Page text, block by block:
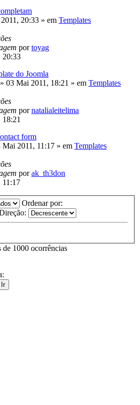
20:33 » em Templates
portoyag
20:33
do Joomla
» 03 Mai 2011, 18:21 » em Templates
pornatalialeitelima
form
Mai 2011, 11:17 » em Templates
porak_th3don
11:17
Ordenar por:
de 1000 ocorrências